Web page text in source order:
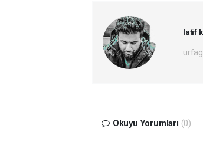
latif
Okuyu Yorumları (0)